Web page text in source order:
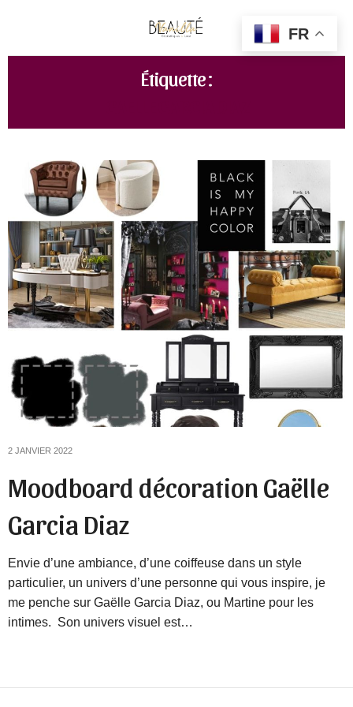
Étiquette :
2 JANVIER 2022
Moodboard décoration Gaëlle
Garcia Diaz
Envie d’une ambiance, d’une coiffeuse dans un style
particulier, un univers d’une personne qui vous inspire, je
me penche sur Gaëlle Garcia Diaz, ou Martine pour les
intimes. Son univers visuel est…
FR